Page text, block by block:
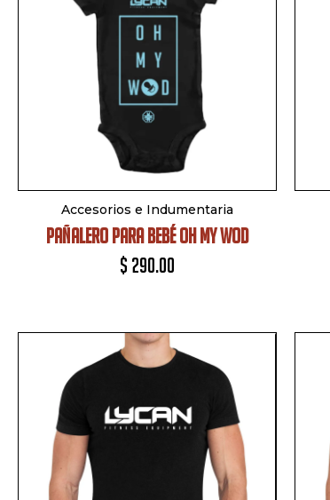
Accesorios e Indumentaria
PAÑALERO PARA BEBÉ OH MY WOD
$ 290.00